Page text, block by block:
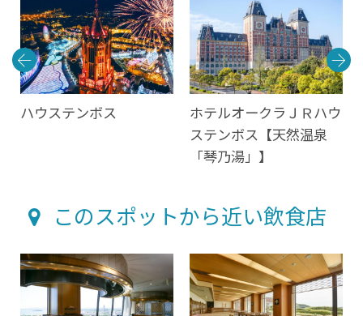
ハウステンボス
ホテルオークラＪＲハウ
ステンボス【天然温泉
「琴乃湯」】
このスポットから近い飲食店